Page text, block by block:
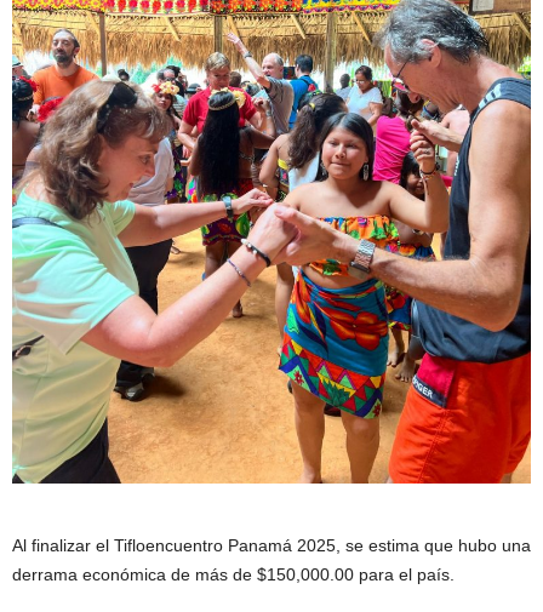
Al finalizar el Tifloencuentro Panamá 2025, se estima que hubo una
derrama económica de más de $150,000.00 para el país.